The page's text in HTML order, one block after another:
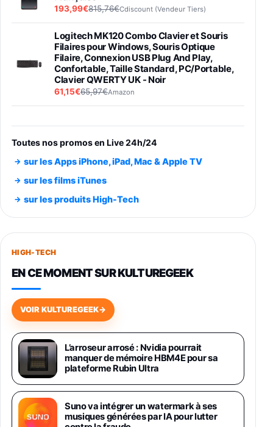
193,99€815,76€Cdiscount (Vendeur Tiers)
Logitech MK120 Combo Clavier et Souris
Filaires pour Windows, Souris Optique
Filaire, Connexion USB Plug And Play,
Confortable, Taille Standard, PC/Portable,
Clavier QWERTY UK - Noir
61,15€65,97€Amazon
entraénement direct 3 vitesses (33-45-78
trs/min) avec pre-ampli intégré et port USB
Smartphone SAMSUNG Galaxy S26 Ultra
891,99€1199€Fnac (Vendeur Tiers)
Smartphone SAMSUNG Galaxy S26+ Violet
749,99€
648,63€834,71€
Samsung Galaxy Miracle Ultra, Smartphone
Android 5G avec Galaxy AI, 512 Go,
Chargeur Secteur Rapide 25W Inclus,
Smartphone déverrouillé, Noir, Version FR
1019€
Galaxy S26 Ultra 512 Go Bleu
1019€1399€Fnac (Vendeur Tiers)
Toutes nos promos en Live 24h/24
sur les Apps iPhone, iPad, Mac & Apple TV
sur les films iTunes
sur les produits High-Tech
HIGH-TECH
EN CE MOMENT SUR KULTUREGEEK
VOIR KULTUREGEEK→
L’arroseur arrosé : Nvidia pourrait
manquer de mémoire HBM4E pour sa
plateforme Rubin Ultra
Suno va intégrer un watermark à ses
musiques générées par IA pour lutter